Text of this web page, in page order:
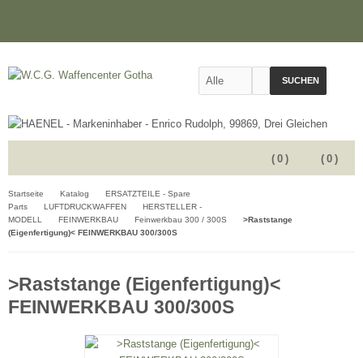
SUCHEN
( 0 )
( 0 )
Startseite Katalog
ERSATZTEILE - Spare
Parts
LUFTDRUCKWAFFEN
HERSTELLER -
MODELL
FEINWERKBAU Feinwerkbau 300 / 300S
>Raststange
(Eigenfertigung)< FEINWERKBAU 300/300S
>Raststange (Eigenfertigung)<
FEINWERKBAU 300/300S